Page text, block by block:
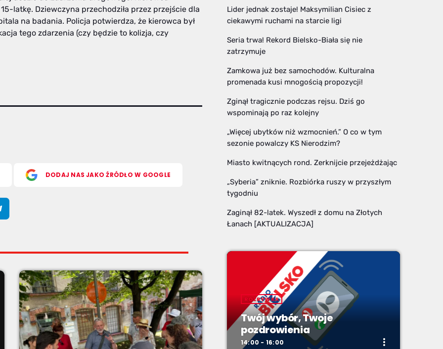
latkę. Dziewczyna przechodziła przez przejście dla
na badania. Policja potwierdza, że kierowca był
tego zdarzenia (czy będzie to kolizja, czy
DODAJ NAS JAKO ŹRÓDŁO W GOOGLE
Lider jednak zostaje! Maksymilian Cisiec z
ciekawymi ruchami na starcie ligi
Seria trwa! Rekord Bielsko-Biała się nie
zatrzymuje
Zamkowa już bez samochodów. Kulturalna
promenada kusi mnogością propozycji!
Zginął tragicznie podczas rejsu. Dziś go
wspominają po raz kolejny
„Więcej ubytków niż wzmocnień.” O co w tym
sezonie powalczy KS Nierodzim?
Miasto kwitnących rond. Zerknijcie przejeżdżając
„Syberia” zniknie. Rozbiórka ruszy w przyszłym
tygodniu
Zaginął 82-latek. Wyszedł z domu na Złotych
Łanach [AKTUALIZACJA]
ROZRYWKA
Twój wybór, Twoje
pozdrowienia
14:00 - 16:00 more_vert